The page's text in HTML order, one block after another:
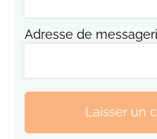
Adresse de
Laisser un